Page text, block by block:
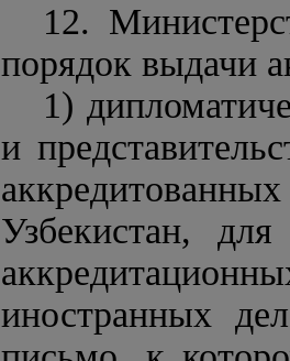
12.
порядок выдачи
1)
и
Узбекистан,
иностранных